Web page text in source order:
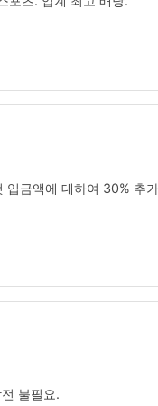
입금액에 대하여 30% 추
불필요.